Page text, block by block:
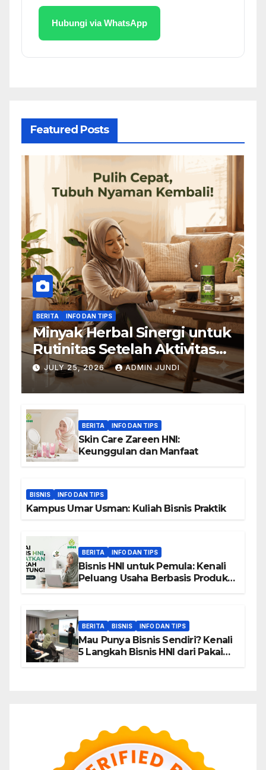
Hubungi via WhatsApp
Featured Posts
BERITA INFO DAN TIPS
Minyak Herbal Sinergi untuk
Rutinitas Setelah Aktivitas
Padat
JULY 25, 2026 ADMIN JUNDI
BERITA INFO DAN TIPS
Skin Care Zareen HNI:
Keunggulan dan Manfaat
BISNIS INFO DAN TIPS
Kampus Umar Usman: Kuliah Bisnis Praktik
BERITA INFO DAN TIPS
Bisnis HNI untuk Pemula: Kenali
Peluang Usaha Berbasis Produk,
BERITA BISNIS INFO DAN TIPS
Mau Punya Bisnis Sendiri? Kenali
5 Langkah Bisnis HNI dari Pakai